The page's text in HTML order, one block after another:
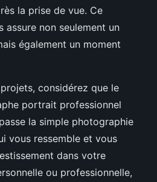
la prise de vue. Ce
assure non seulement un
également un moment
considérez que le
portrait professionnel
la simple photographie
vous ressemble et vous
dans votre
ou professionnelle,